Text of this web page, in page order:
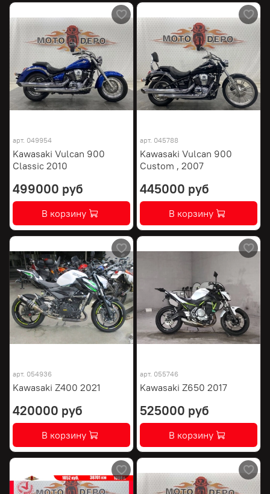
арт. 049954
Kawasaki Vulcan 900
Classic 2010
499000 руб
В корзину
арт. 045788
Kawasaki Vulcan 900
Custom , 2007
445000 руб
В корзину
арт. 054936
Kawasaki Z400 2021
420000 руб
В корзину
арт. 055746
Kawasaki Z650 2017
525000 руб
В корзину